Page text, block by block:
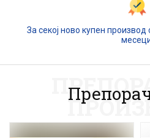
За секој ново купен